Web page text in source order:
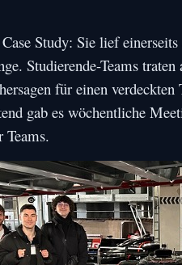
Study: Sie lief
Studierende-Teams
für einen
gab es wöchentliche
Teams.